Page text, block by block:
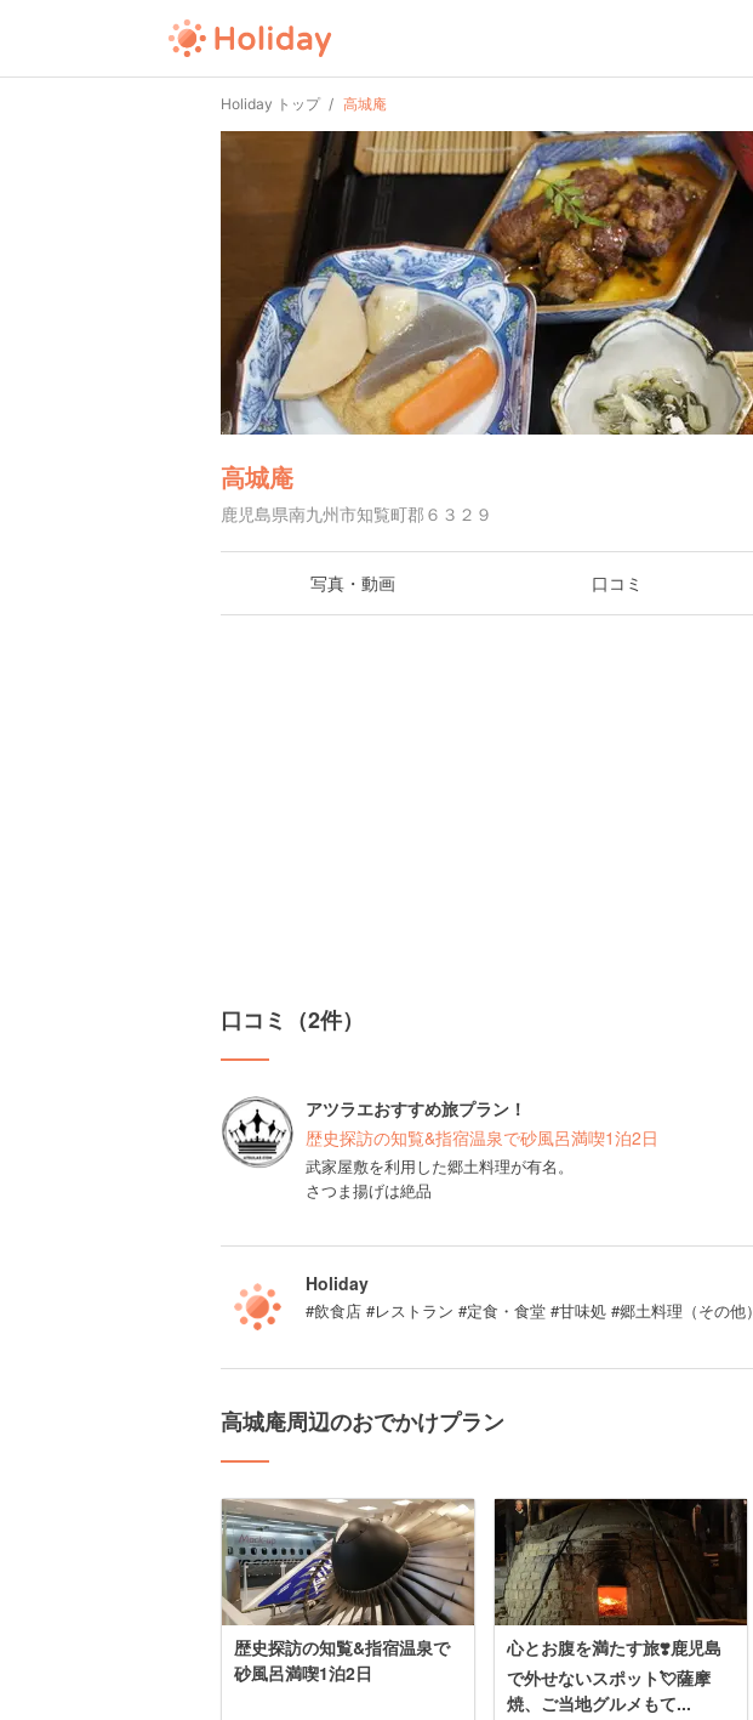
Holiday トップ 高城庵
高城庵
鹿児島県南九州市知覧町郡６３２９
写真・動画 口コミ
口コミ（2件）
アツラエおすすめ旅プラン！
歴史探訪の知覧&指宿温泉で砂風呂満喫1泊2日
武家屋敷を利用した郷土料理が有名。
さつま揚げは絶品
Holiday
#飲食店 #レストラン #定食・食堂 #甘味処 #郷土料理（その他）
高城庵周辺のおでかけプラン
歴史探訪の知覧&指宿温泉で
砂風呂満喫1泊2日
心とお腹を満たす旅❣️鹿児島
で外せないスポット💘薩摩
焼、ご当地グルメもて...